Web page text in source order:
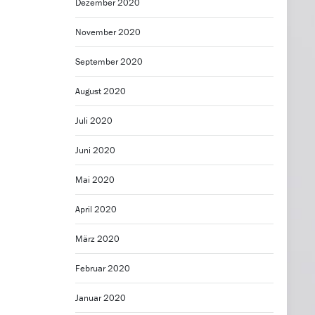
Dezember 2020
November 2020
September 2020
August 2020
Juli 2020
Juni 2020
Mai 2020
April 2020
März 2020
Februar 2020
Januar 2020